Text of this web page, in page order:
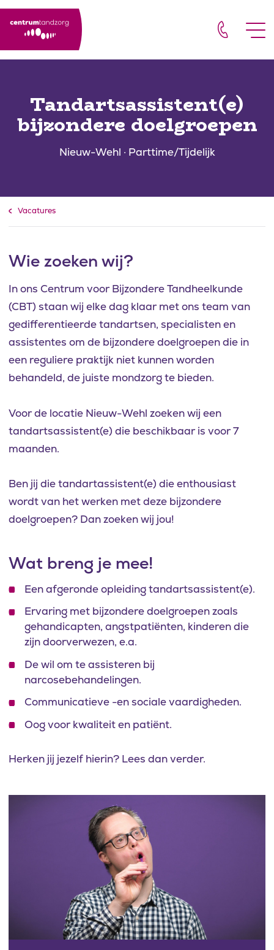
Door naar de hoofdinhoud
Naar navigatie
Tandartsassistent(e)
bijzondere doelgroepen
Nieuw-Wehl · Parttime/Tijdelijk
Vacatures
Wie zoeken wij?
In ons Centrum voor Bijzondere Tandheelkunde
(CBT) staan wij elke dag klaar met ons team van
gedifferentieerde tandartsen, specialisten en
assistentes om de bijzondere doelgroepen die in
een reguliere praktijk niet kunnen worden
behandeld, de juiste mondzorg te bieden.
Voor de locatie Nieuw-Wehl zoeken wij een
tandartsassistent(e) die beschikbaar is voor 7
maanden.
Ben jij die tandartassistent(e) die enthousiast
wordt van het werken met deze bijzondere
doelgroepen? Dan zoeken wij jou!
Wat breng je mee!
Een afgeronde opleiding tandartsassistent(e).
Ervaring met bijzondere doelgroepen zoals
gehandicapten, angstpatiënten, kinderen die
zijn doorverwezen, e.a.
De wil om te assisteren bij
narcosebehandelingen.
Communicatieve -en sociale vaardigheden.
Oog voor kwaliteit en patiënt.
Herken jij jezelf hierin? Lees dan verder.